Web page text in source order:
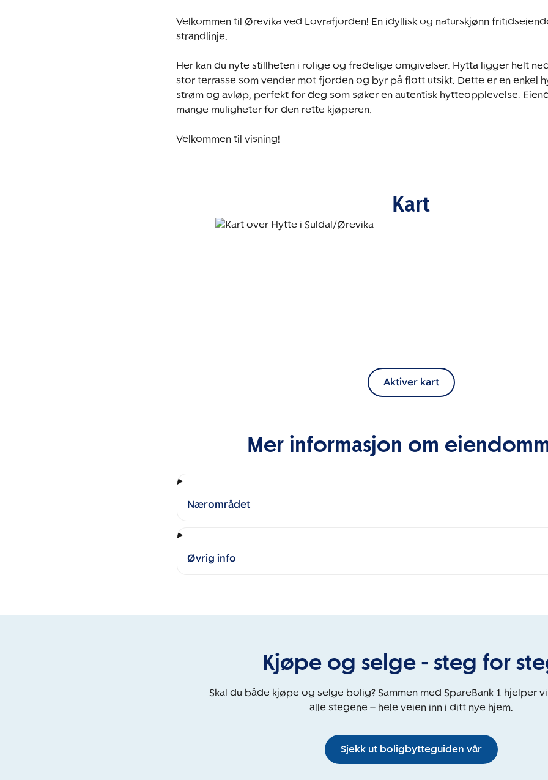
Velkommen til Ørevika ved Lovrafjorden! En idyllisk og naturskjønn
strandlinje.
Her kan du nyte stillheten i rolige og fredelige omgivelser. Hytta ligger helt
stor terrasse som vender mot fjorden og byr på flott utsikt. Dette er en enkel
strøm og avløp, perfekt for deg som søker en autentisk hytteopplevelse.
mange muligheter for den rette kjøperen.
Velkommen til visning!
Kart
Aktiver kart
Mer informasjon om
Nærområdet
Øvrig info
Kjøpe og selge - steg for
Skal du både kjøpe og selge bolig? Sammen med SpareBank 1 hjelper
alle stegene – hele veien inn i ditt nye hjem.
Sjekk ut boligbytteguiden vår